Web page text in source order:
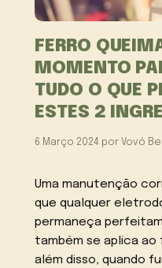
FERRO
MOMENTO
TUDO O QUE
ESTES 2
6 Março 2024 por Vovó
Uma manutenção
que qualquer
permaneça
também se aplica ao
além disso, quando